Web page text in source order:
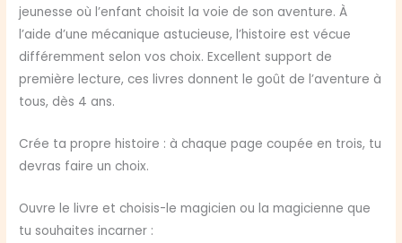
jeunesse où l’enfant choisit la voie de son aventure. À
l’aide d’une mécanique astucieuse, l’histoire est vécue
différemment selon vos choix. Excellent support de
première lecture, ces livres donnent le goût de l’aventure à
tous, dès 4 ans.
Crée ta propre histoire : à chaque page coupée en trois, tu
devras faire un choix.
Ouvre le livre et choisis-le magicien ou la magicienne que
tu souhaites incarner :